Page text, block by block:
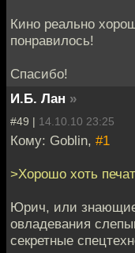
Кино реально
понравилось!
Спасибо!
И.Б. Лан »
#49 | 14.10.10 23:25
Кому: Goblin, #1
>Хорошо хоть
Юрич, или
овладевания
секретные